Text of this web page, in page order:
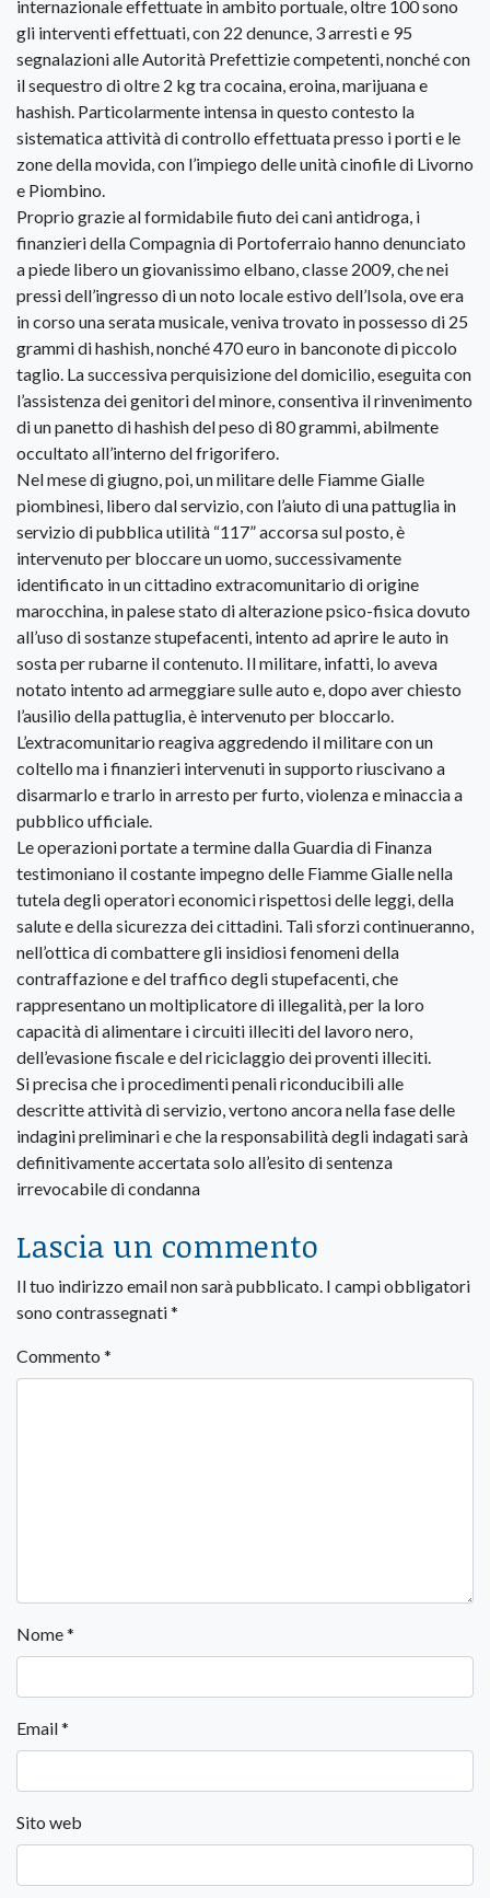
internazionale effettuate in ambito portuale, oltre 100 sono
gli interventi effettuati, con 22 denunce, 3 arresti e 95
segnalazioni alle Autorità Prefettizie competenti, nonché con
il sequestro di oltre 2 kg tra cocaina, eroina, marijuana e
hashish. Particolarmente intensa in questo contesto la
sistematica attività di controllo effettuata presso i porti e le
zone della movida, con l’impiego delle unità cinofile di Livorno
e Piombino.
Proprio grazie al formidabile fiuto dei cani antidroga, i
finanzieri della Compagnia di Portoferraio hanno denunciato
a piede libero un giovanissimo elbano, classe 2009, che nei
pressi dell’ingresso di un noto locale estivo dell’Isola, ove era
in corso una serata musicale, veniva trovato in possesso di 25
grammi di hashish, nonché 470 euro in banconote di piccolo
taglio. La successiva perquisizione del domicilio, eseguita con
l’assistenza dei genitori del minore, consentiva il rinvenimento
di un panetto di hashish del peso di 80 grammi, abilmente
occultato all’interno del frigorifero.
Nel mese di giugno, poi, un militare delle Fiamme Gialle
piombinesi, libero dal servizio, con l’aiuto di una pattuglia in
servizio di pubblica utilità “117” accorsa sul posto, è
intervenuto per bloccare un uomo, successivamente
identificato in un cittadino extracomunitario di origine
marocchina, in palese stato di alterazione psico-fisica dovuto
all’uso di sostanze stupefacenti, intento ad aprire le auto in
sosta per rubarne il contenuto. Il militare, infatti, lo aveva
notato intento ad armeggiare sulle auto e, dopo aver chiesto
l’ausilio della pattuglia, è intervenuto per bloccarlo.
L’extracomunitario reagiva aggredendo il militare con un
coltello ma i finanzieri intervenuti in supporto riuscivano a
disarmarlo e trarlo in arresto per furto, violenza e minaccia a
pubblico ufficiale.
Le operazioni portate a termine dalla Guardia di Finanza
testimoniano il costante impegno delle Fiamme Gialle nella
tutela degli operatori economici rispettosi delle leggi, della
salute e della sicurezza dei cittadini. Tali sforzi continueranno,
nell’ottica di combattere gli insidiosi fenomeni della
contraffazione e del traffico degli stupefacenti, che
rappresentano un moltiplicatore di illegalità, per la loro
capacità di alimentare i circuiti illeciti del lavoro nero,
dell’evasione fiscale e del riciclaggio dei proventi illeciti.
Si precisa che i procedimenti penali riconducibili alle
descritte attività di servizio, vertono ancora nella fase delle
indagini preliminari e che la responsabilità degli indagati sarà
definitivamente accertata solo all’esito di sentenza
irrevocabile di condanna
Lascia un commento
Il tuo indirizzo email non sarà pubblicato. I campi obbligatori
sono contrassegnati*
Commento *
Nome*
Email*
Sito web